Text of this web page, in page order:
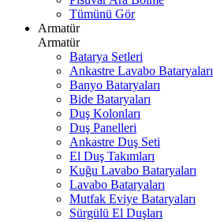
Tümünü Gör
Armatür
Armatür
Batarya Setleri
Ankastre Lavabo Bataryaları
Banyo Bataryaları
Bide Bataryaları
Duş Kolonları
Duş Panelleri
Ankastre Duş Seti
El Duş Takımları
Kuğu Lavabo Bataryaları
Lavabo Bataryaları
Mutfak Eviye Bataryaları
Sürgülü El Duşları